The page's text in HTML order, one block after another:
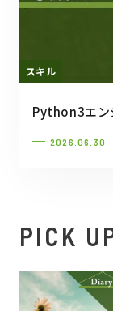
スキル
Python3エン
2026.06.30
PICK